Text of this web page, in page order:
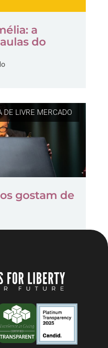
a
do
DE LIVRE MERCADO
gostam de